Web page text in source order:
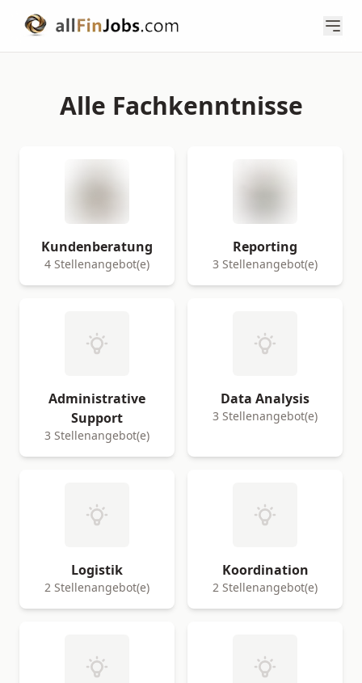
Alle Fachkenntnisse
Kundenberatung
4 Stellenangebot(e)
Reporting
3 Stellenangebot(e)
Administrative
Support
3 Stellenangebot(e)
Data Analysis
3 Stellenangebot(e)
Logistik
2 Stellenangebot(e)
Koordination
2 Stellenangebot(e)